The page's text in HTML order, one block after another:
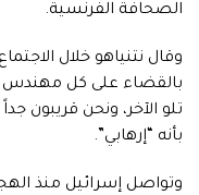
الصحافة الفرنسية.
وقال نتنياهو خلال
بالقضاء على كل مهندس
تلو الآخر، ونحن قريبون
بأنه “إرهابي”.
وتواصل إسرائيل منذ